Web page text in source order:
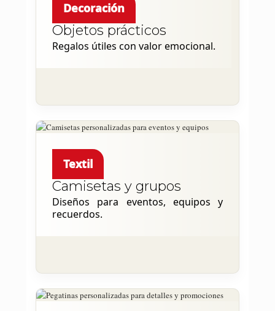
Decoración
Objetos prácticos
Regalos útiles con valor emocional.
Textil
Camisetas y grupos
Diseños para eventos, equipos y
recuerdos.